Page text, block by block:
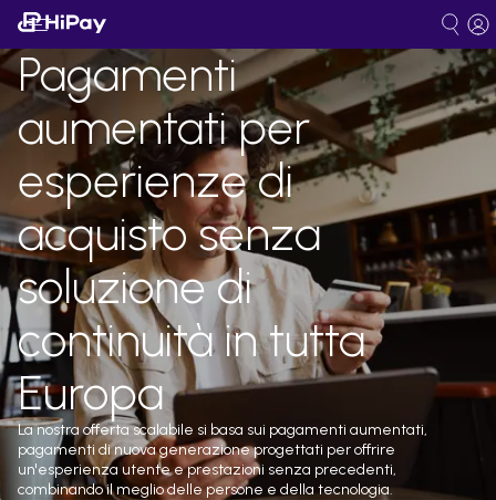
Pagamenti
aumentati per
esperienze di
acquisto senza
soluzione di
continuità in tutta
Europa
La nostra offerta scalabile si basa sui pagamenti aumentati,
pagamenti di nuova generazione progettati per offrire
un'esperienza utente e prestazioni senza precedenti,
combinando il meglio delle persone e della tecnologia.